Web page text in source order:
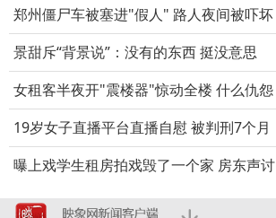
郑州僵尸车被塞进"假人" 路人夜间被吓坏
景甜斥“背景说”：没有的东西 挺没意思
女租客半夜开"震楼器"惊动全楼 什么仇怨
19岁女子直播平台直播自慰 被判刑7个月
曝上戏学生租房拍戏毁了一个家 房东声讨